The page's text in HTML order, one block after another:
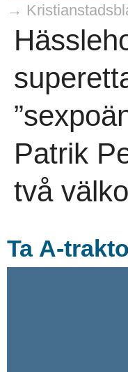
→
Patrik
två
Ta A-